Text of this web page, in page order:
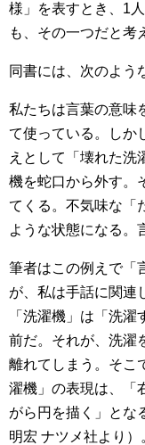
様」を表すとき、1
も、その一つだと考
同書には、次のよう
私たちは言葉の意味
て使っている。しか
えとして「壊れた洗
機を蛇口から外す。
てくる。不気味な「
ような状態になる。
筆者はこの例えで「
が、私は手話に関連
「洗濯機」は「洗
前だ。それが、洗濯
離れてしまう。そこ
濯機」の表現は、「
がら円を描く」とな
明宏 ナツメ社より